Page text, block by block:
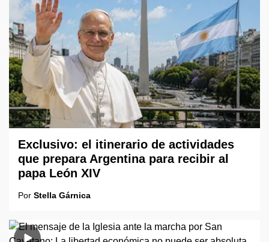
Exclusivo: el itinerario de actividades
que prepara Argentina para recibir al
papa León XIV
Por Stella Gárnica